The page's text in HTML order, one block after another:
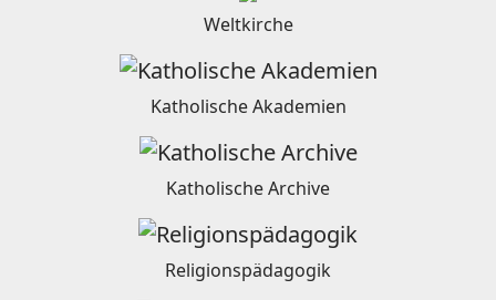
Weltkirche
Katholische Akademien
Katholische Archive
Religionspädagogik